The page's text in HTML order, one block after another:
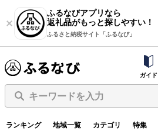
ふるなびアプリなら
返礼品がもっと探しやすい！
ふるさと納税サイト「ふるなび」
ガイド
キーワードを入力
ランキング 地域一覧 カテゴリ 特集